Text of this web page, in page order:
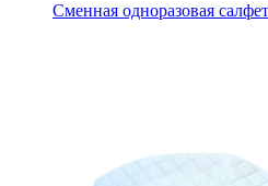
Сменная одноразовая